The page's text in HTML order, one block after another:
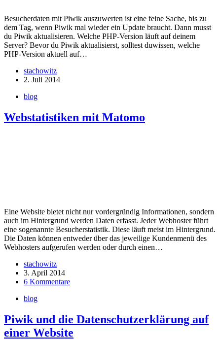
Besucherdaten mit Piwik auszuwerten ist eine feine Sache, bis zu
dem Tag, wenn Piwik mal wieder ein Update braucht. Dann musst
du Piwik aktualisieren. Welche PHP-Version läuft auf deinem
Server? Bevor du Piwik aktualisierst, solltest duwissen, welche
PHP-Version aktuell auf…
stachowitz
2. Juli 2014
blog
Webstatistiken mit Matomo
Eine Website bietet nicht nur vordergründig Informationen, sondern
auch im Hintergrund werden Daten erfasst. Jeder Webhoster führt
eine sogenannte Besucherstatistik. Diese läuft meist im Hintergrund.
Die Daten können entweder über das jeweilige Kundenmenü des
Webhosters aufgerufen werden oder durch einen…
stachowitz
3. April 2014
6 Kommentare
blog
Piwik und die Datenschutzerklärung auf
einer Website